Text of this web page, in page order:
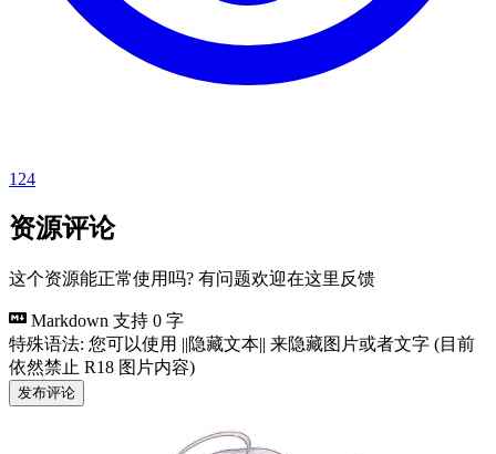
124
资源评论
这个资源能正常使用吗? 有问题欢迎在这里反馈
Markdown 支持 0 字
特殊语法: 您可以使用 ||隐藏文本|| 来隐藏图片或者文字 (目前
依然禁止 R18 图片内容)
发布评论